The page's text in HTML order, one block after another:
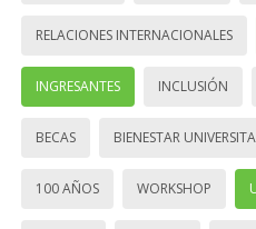
RELACIONES INTERNACIONALES
INGRESANTES INCLUSIÓN
BECAS BIENESTAR
100 AÑOS WORKSHOP